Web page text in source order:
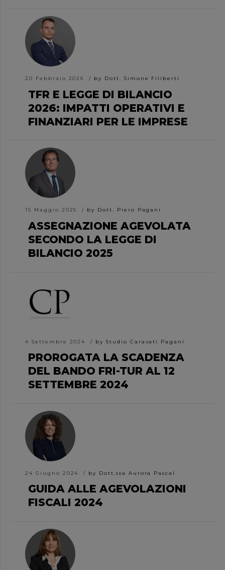
20 Febbraio 2026 by Dott. Simone Filiberti
TFR E LEGGE DI BILANCIO
2026: IMPATTI OPERATIVI E
FINANZIARI PER LE IMPRESE
15 Maggio 2025 by Dott. Piero Pagani
ASSEGNAZIONE AGEVOLATA
SECONDO LA LEGGE DI
BILANCIO 2025
4 Settembre 2024 by Studio Caravati Pagani
PROROGATA LA SCADENZA
DEL BANDO FRI-TUR AL 12
SETTEMBRE 2024
24 Giugno 2024 by Dott.ssa Aurora Pascal
GUIDA ALLE AGEVOLAZIONI
FISCALI 2024